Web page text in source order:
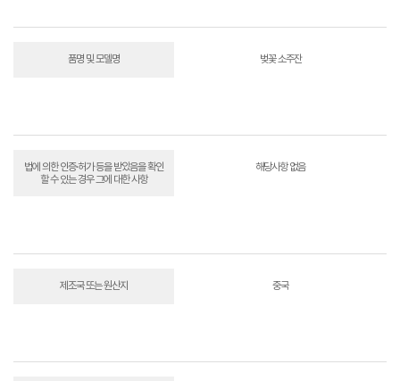
품명 및 모델명 벚꽃 소주잔
법에 의한 인증·허가 등을 받았음을 확인
할 수 있는 경우 그에 대한 사항
해당사항 없음
제조국 또는 원산지 중국